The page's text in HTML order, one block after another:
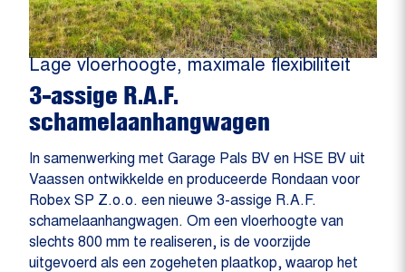
Lage vloerhoogte, maximale flexibiliteit
3-assige R.A.F.
schamelaanhangwagen
In samenwerking met Garage Pals BV en HSE BV uit
Vaassen ontwikkelde en produceerde Rondaan voor
Robex SP Z.o.o. een nieuwe 3-assige R.A.F.
schamelaanhangwagen. Om een vloerhoogte van
slechts 800 mm te realiseren, is de voorzijde
uitgevoerd als een zogeheten plaatkop, waarop het